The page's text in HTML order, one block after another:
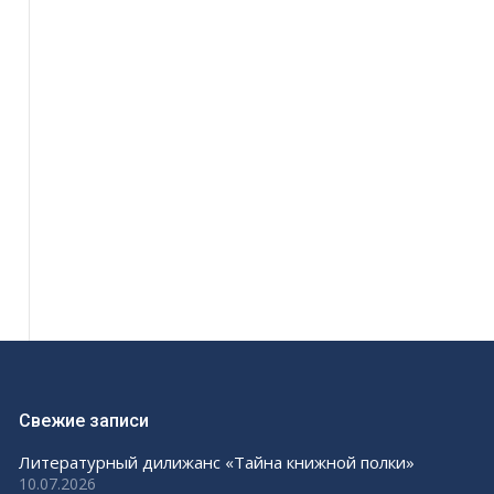
Свежие записи
Литературный дилижанс «Тайна книжной полки»
10.07.2026